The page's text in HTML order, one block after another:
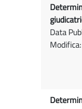
Data